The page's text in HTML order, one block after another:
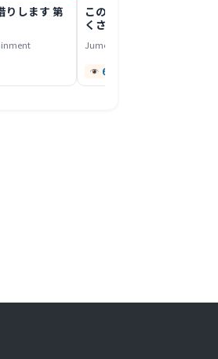
りします 第
このヒーラー、めんど
くさい
Jumondou
67